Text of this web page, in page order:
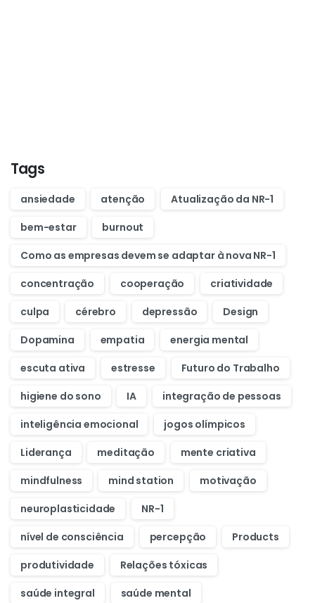
Tags
ansiedade atenção
Atualização da NR-1
bem-estar
burnout
Como as empresas devem se adaptar à nova NR-1
concentração
cooperação
criatividade
culpa
cérebro depressão
Design
Dopamina
empatia
energia mental
escuta ativa
estresse
Futuro do Trabalho
higiene do sono
IA
integração de pessoas
inteligência emocional
jogos olímpicos
Liderança
meditação
mente criativa
mindfulness
mind station
motivação
neuroplasticidade
NR-1
nível de consciência
percepção
Products
produtividade
Relações tóxicas
saúde integral
saúde mental